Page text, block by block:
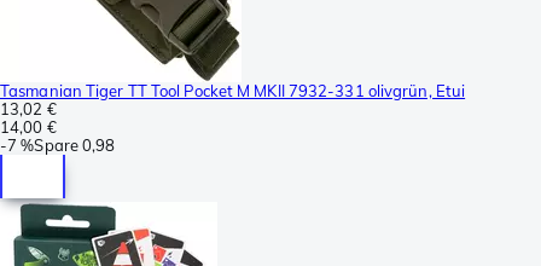
Tasmanian Tiger TT Tool Pocket M MKII 7932-331 olivgrün, Etui
13,02 €
14,00 €
-7 %Spare0,98